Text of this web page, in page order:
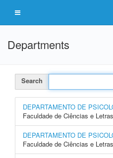
Departments
Search
DEPARTAMENTO DE
Faculdade de Ciências e
DEPARTAMENTO DE
Faculdade de Ciências e